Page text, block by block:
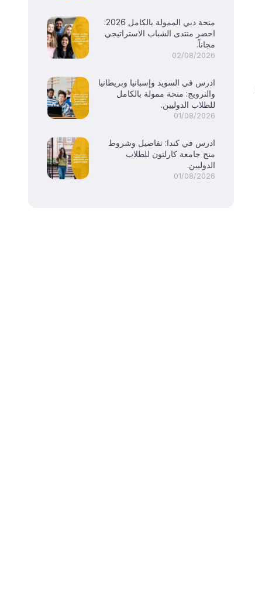
منحة دبي الممولة بالكامل 2026:
احضر منتدى الشباب الاستراتيجي
مجاناً.
02/08/2026
ادرس في السويد وإسبانيا وبريطانيا
والنرويج: منحة ممولة بالكامل
للطلاب الدوليين.
01/08/2026
ادرس في كندا: تفاصيل وشروط
منح جامعة كارلتون للطلاب
الدوليين.
01/08/2026